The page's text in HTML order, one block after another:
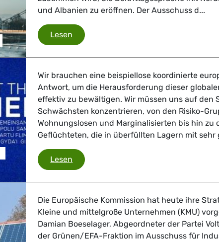
und Albanien zu eröffnen. Der Ausschuss d...
Lesen Europäischer Rat setzt Gespräche
Wir brauchen eine beispiellose koordinierte
Antwort, um die Herausforderung dieser
effektiv zu bewältigen. Wir müssen uns auf den
Schwächsten konzentrieren, von den Risiko-
Wohnungslosen und Marginalisierten bis hin zu
Geflüchteten, die in überfüllten Lagern mit sehr
Lesen Beispiellose Reaktion der EU
Die Europäische Kommission hat heute ihre
Kleine und mittelgroße Unternehmen (KMU)
Damian Boeselager, Abgeordneter der Partei
der Grünen/EFA-Fraktion im Ausschuss für